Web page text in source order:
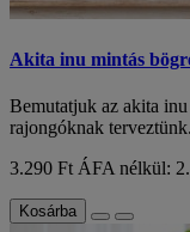
Akita inu mintás
Bemutatjuk az akita
rajongóknak
3.290 Ft ÁFA nélkül:
Kosárba